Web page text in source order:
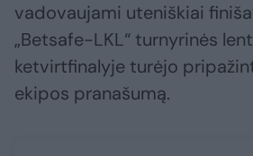
vadovaujami uteniškiai
„Betsafe-LKL“ turnyrinės
ketvirtfinalyje turėjo
ekipos pranašumą.